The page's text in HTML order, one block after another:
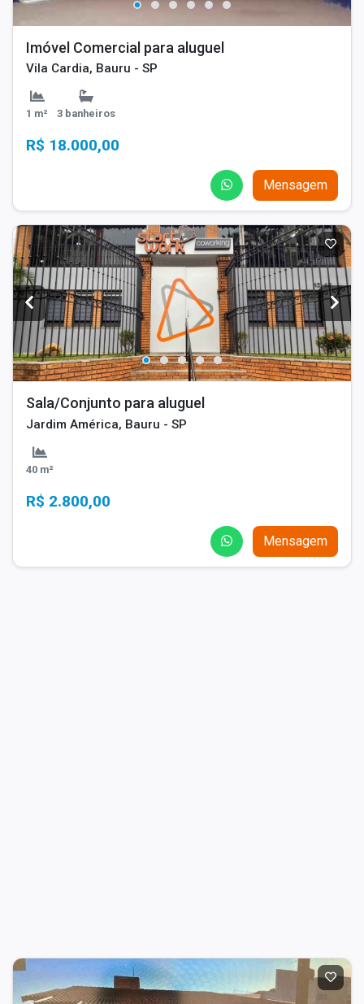
Imóvel Comercial para aluguel
Vila Cardia, Bauru - SP
1 m² 3 banheiros
R$ 18.000,00
Mensagem
Sala/Conjunto para aluguel
Jardim América, Bauru - SP
40 m²
R$ 2.800,00
Mensagem